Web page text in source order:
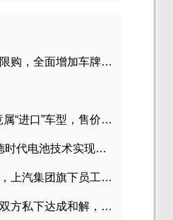
重磅！发改委拟放开汽车限购，全面增加车牌指标
雷克萨斯LM在日本本土竟属“进口”车型，售价2580万日元
能量密度304Wh/kg！宁德时代电池技术实现突破
首个宣布降薪的大型车企，上汽集团旗下员工降薪文件曝光
奔驰漏油事件最新进展：双方私下达成和解，工商已介入调查